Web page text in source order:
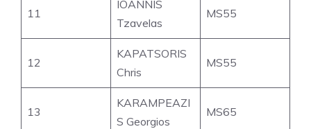
11
IOANNIS
Tzavelas
MS55
12
KAPATSORIS
Chris
MS55
13
KARAMPEAZI
S Georgios
MS65